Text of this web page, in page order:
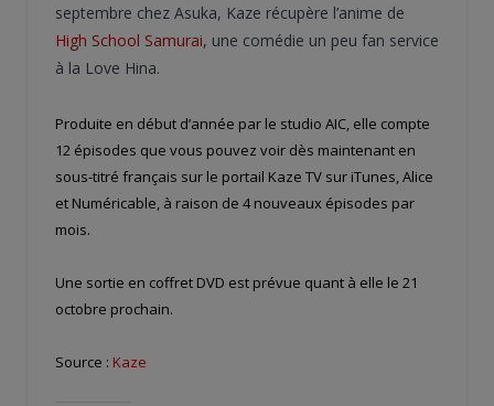
septembre chez Asuka, Kaze récupère l’anime de
High School Samurai, une comédie un peu fan service
à la Love Hina.
Produite en début d’année par le studio AIC, elle compte
12 épisodes que vous pouvez voir dès maintenant en
sous-titré français sur le portail Kaze TV sur iTunes, Alice
et Numéricable, à raison de 4 nouveaux épisodes par
mois.
Une sortie en coffret DVD est prévue quant à elle le 21
octobre prochain.
Source : Kaze